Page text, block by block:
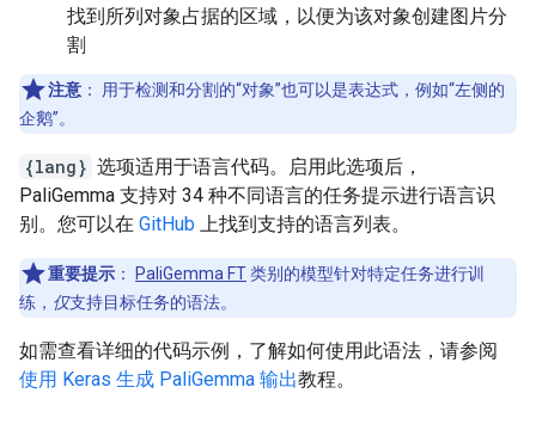
找到所列对象占据的区域，以便为该对象创建图片分
割
注意 ：
用于检测和分割的“对象”也可以是表达式，例如“左侧的
企鹅”。
{lang} 选项适用于语言代码。启用此选项后，
PaliGemma 支持对 34 种不同语言的任务提示进行语言识
别。您可以在 GitHub 上找到支持的语言列表。
重要提示 ： PaliGemma FT类别的模型针对特定任务进行训
练， 仅支持目标任务的语法。
如需查看详细的代码示例，了解如何使用此语法，请参阅
使用 Keras 生成 PaliGemma 输出教程。